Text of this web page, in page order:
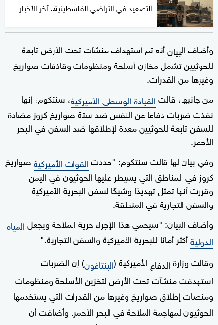
التصعيد في الأراضي الفلسطينية.. آخر الأخبار
وأضاف البيانأنه تم استهداف منشآت تحت الأرض تابعة
للحوثيين تشمل مخازن أسلحة ومنظومات وقاذفات صواريخ
وغيرها من القدرات.
من جانبها، قالتالقيادة الوسطى الأميركية، سنتكوم، إنها
نفذت ضربات دفاعا عن النفس ضد ستة صواريخ كروز مضادة
للسفن تابعة للحوثيين معدة لإطلاقها ضد السفن في البحر
الأحمر.
وفي بيان لها قالت سنتكوم: "حددتالقوات الأميركيةصواريخ
كروز في المناطق التي يسيطر عليها الحوثيون في اليمن
وقررت أنها تمثل تهديدًا وشيكًا لسفن البحرية الأميركية
والسفن التجارية في المنطقة.
وأضاف البيان: "سيحمي هذا الإجراء حرية الملاحة ويجعلالمياه
الدوليةأكثر أمانًا للبحرية الأميركية والسفن التجارية."
وقالت وزارةالدفاع الأميركية (البنتاغون) إن الضربات
استهدفت منشآت تحت الأرض لتخزين الأسلحة ومنظومات
ومنصات إطلاق صواريخ وغيرها من القدرات التي يستخدمها
الحوثيون لمهاجمة الملاحة في البحر الأحمر. وأضافت أن